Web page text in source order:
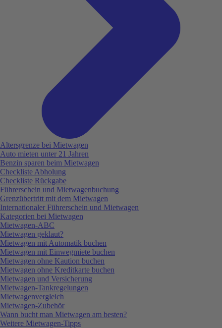
Altersgrenze bei Mietwagen
Auto mieten unter 21 Jahren
Benzin sparen beim Mietwagen
Checkliste Abholung
Checkliste Rückgabe
Führerschein und Mietwagenbuchung
Grenzübertritt mit dem Mietwagen
Internationaler Führerschein und Mietwagen
Kategorien bei Mietwagen
Mietwagen-ABC
Mietwagen geklaut?
Mietwagen mit Automatik buchen
Mietwagen mit Einwegmiete buchen
Mietwagen ohne Kaution buchen
Mietwagen ohne Kreditkarte buchen
Mietwagen und Versicherung
Mietwagen-Tankregelungen
Mietwagenvergleich
Mietwagen-Zubehör
Wann bucht man Mietwagen am besten?
Weitere Mietwagen-Tipps